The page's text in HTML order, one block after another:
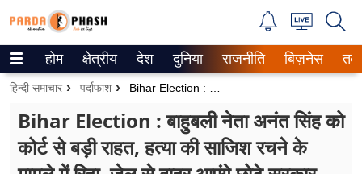
Trending on Google News
वेब स्टोरीज
होम क्षेत्रीय देश दुनिया राजनीति बिज़नेस
हिन्दी समाचार पर्दाफाश
Bihar Election : बाहुबली नेता अनंत सिंह को
कोर्ट से बड़ी राहत, हत्या की साजिश रचने के